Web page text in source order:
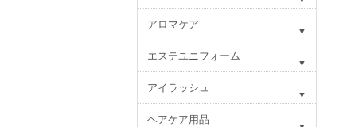
アロマケア
エステユニフォーム
アイラッシュ
ヘアケア用品